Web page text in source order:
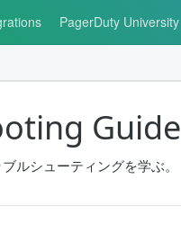
PagerDuty University
Guide
ルシューティングを学ぶ。